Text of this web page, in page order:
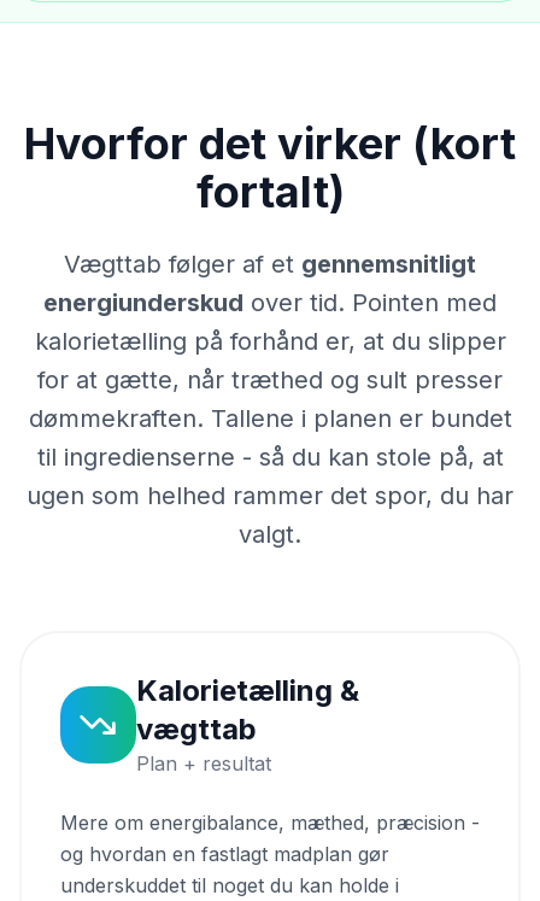
Hvorfor det virker (kort
fortalt)
Vægttab følger af et gennemsnitligt
energiunderskud over tid. Pointen med
kalorietælling på forhånd er, at du slipper
for at gætte, når træthed og sult presser
dømmekraften. Tallene i planen er bundet
til ingredienserne - så du kan stole på, at
ugen som helhed rammer det spor, du har
valgt.
Kalorietælling &
vægttab
Plan + resultat
Mere om energibalance, mæthed, præcision -
og hvordan en fastlagt madplan gør
underskuddet til noget du kan holde i